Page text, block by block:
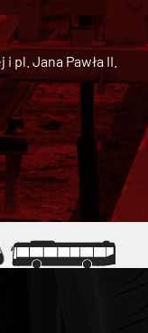
Jana Pawła II.